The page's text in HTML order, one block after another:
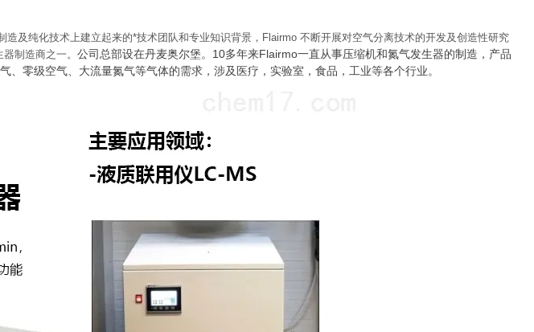
造及纯化技术上建立起来的*技术团队和专业知识背景，Flairmo 不断开展对空气分离技术的开发及创造性研究
制造商之一。 公司总部设在丹麦奥尔堡。10多年来Flairmo一直从事压缩机和氮气发生器的制造，产品
、零级空气、大流量氮气等气体的需求，涉及医疗，实验室，食品，工业等各个行业。